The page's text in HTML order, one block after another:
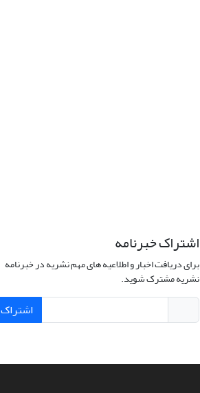
اشتراک خبرنامه
برای دریافت اخبار و اطلاعیه های مهم نشریه در خبرنامه
نشریه مشترک شوید.
اشتراک